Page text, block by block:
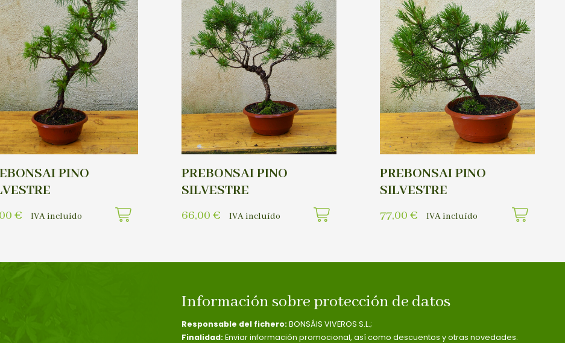
PINO
€ IVA incluído
PREBONSAI PINO
SILVESTRE
66,00 € IVA incluído
PREBONSAI PINO
SILVESTRE
77,00 € IVA incluído
Información sobre protección de datos
Responsable del fichero: BONSÁIS VIVEROS S.L.;
Finalidad: Enviar información promocional, así como descuentos y otras novedades.